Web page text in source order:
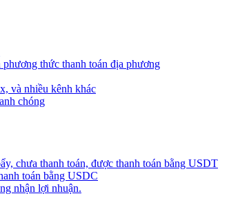
thức thanh toán địa phương
và nhiều kênh khác
chóng
chưa thanh toán, được thanh toán bằng USDT
toán bằng USDC
nhận lợi nhuận.